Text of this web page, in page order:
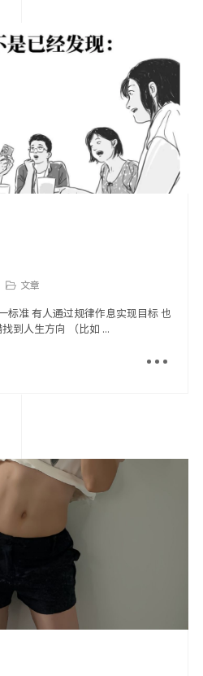
文章
标准 有人通过规律作息实现目标 也
到人生方向 （比如 ...